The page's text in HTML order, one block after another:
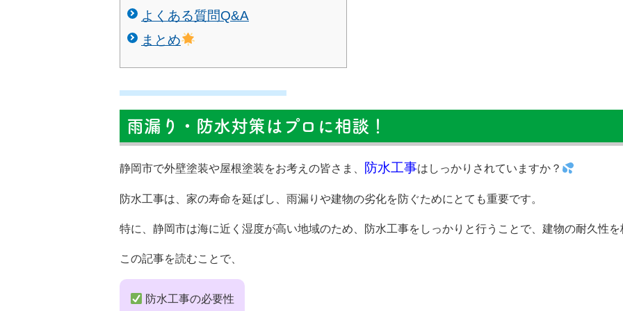
よくある質問Q&A
まとめ
雨漏り・防水対策はプロに相談！
静岡市で外壁塗装や屋根塗装をお考えの皆さま、 防水工事はしっかりされていますか？
防水工事は、家の寿命を延ばし、雨漏りや建物の劣化を防ぐためにとても重要です。
特に、静岡市は海に近く湿度が高い地域のため、防水工事をしっかりと行うことで、建物の耐久性を
この記事を読むことで、
防水工事の必要性